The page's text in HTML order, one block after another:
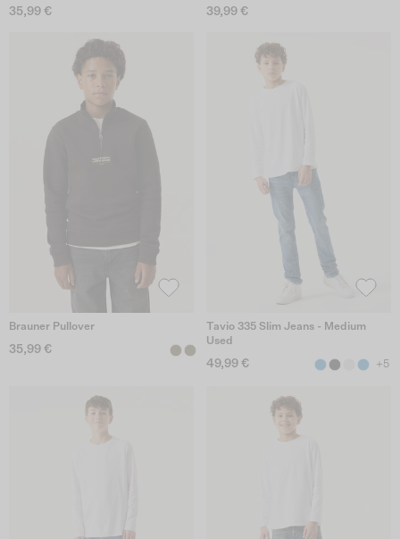
35,99 € 39,99 €
Brauner Pullover
35,99 €
Tavio 335 Slim Jeans - Medium
Used
49,99 € +5